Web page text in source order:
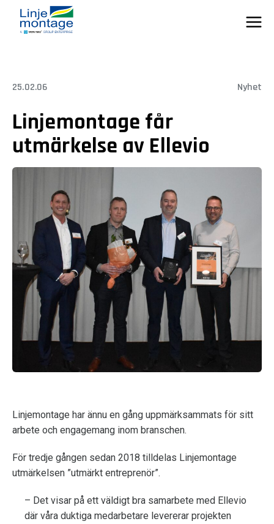
content
25.02.06 Nyhet
Linjemontage får
utmärkelse av Ellevio
Linjemontage har ännu en gång uppmärksammats för sitt
arbete och engagemang inom branschen.
För tredje gången sedan 2018 tilldelas Linjemontage
utmärkelsen ”utmärkt entreprenör”.
– Det visar på ett väldigt bra samarbete med Ellevio
där våra duktiga medarbetare levererar projekten